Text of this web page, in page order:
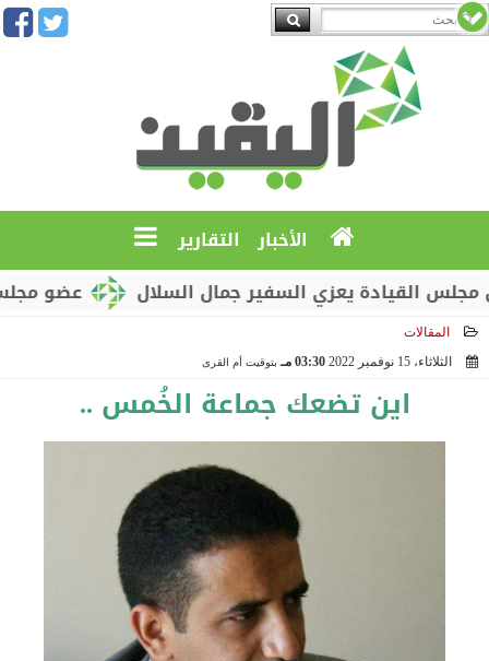
الأخبار التقارير
عضو مجلس
يعزي السفير جمال السلال
المقالات
الثلاثاء، 15 نوفمبر 2022
03:30 مـ بتوقيت أم القرى
اين تضعك جماعة الخُمس ..